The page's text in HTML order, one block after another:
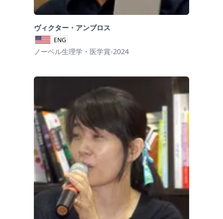
ヴィクター・アンブロス
ENG
ノーベル生理学・医学賞-2024